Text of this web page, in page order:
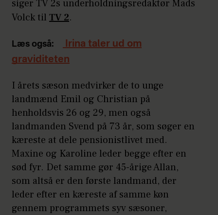
siger TV 2s underholdningsredaktør Mads
Volck til TV 2.
Læs også:
Irina taler ud om
graviditeten
I årets sæson medvirker de to unge
landmænd Emil og Christian på
henholdsvis 26 og 29, men også
landmanden Svend på 73 år, som søger en
kæreste at dele pensionistlivet med.
Maxine og Karoline leder begge efter en
sød fyr. Det samme gør 45-årige Allan,
som altså er den første landmand, der
leder efter en kæreste af samme køn
gennem programmets syv sæsoner,